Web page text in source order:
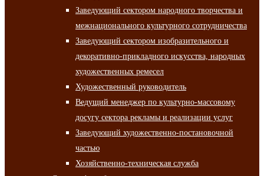
Заведующий сектором народного творчества и
межнационального культурного сотрудничества
Заведующий сектором изобразительного и
декоративно-прикладного искусства, народных
художественных ремесел
Художественный руководитель
Ведущий менеджер по культурно-массовому
досугу сектора рекламы и реализации услуг
Заведующий художественно-постановочной
частью
Хозяйственно-техническая служба